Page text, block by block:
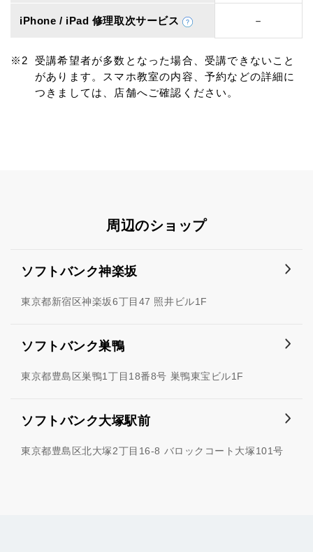
iPhone / iPad 修理取次サービス －
受講希望者が多数となった場合、受講できないこと
があります。スマホ教室の内容、予約などの詳細に
つきましては、店舗へご確認ください。
周辺のショップ
ソフトバンク神楽坂
東京都新宿区神楽坂6丁目47 照井ビル1F
ソフトバンク巣鴨
東京都豊島区巣鴨1丁目18番8号 巣鴨東宝ビル1F
ソフトバンク大塚駅前
東京都豊島区北大塚2丁目16-8 バロックコート大塚101号